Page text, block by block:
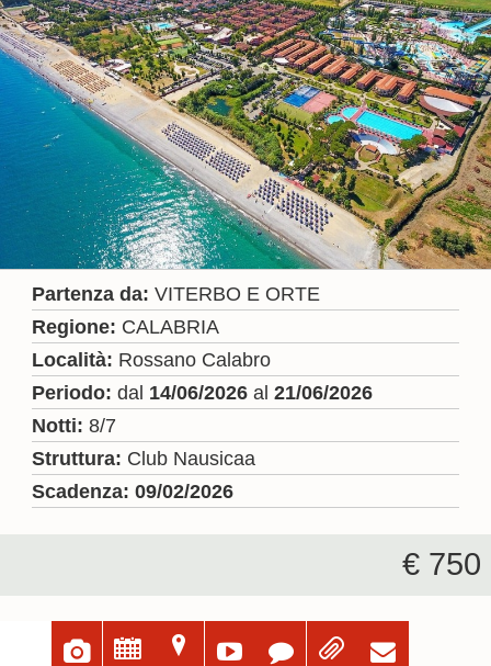
Partenza da:VITERBO E ORTE
Regione: CALABRIA
Località: Rossano Calabro
Periodo:dal 14/06/2026 al21/06/2026
Notti:8/7
Struttura: Club Nausicaa
Scadenza:09/02/2026
€ 750
 ; u   = 